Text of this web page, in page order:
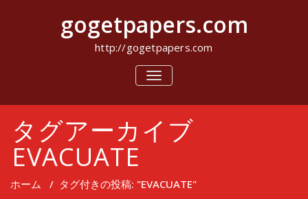
キ
gogetpapers.com
http://gogetpapers.com
ナ
ビ
シ
ョ
ン
り
替
タグアーカイブ
EVACUATE
ホーム / タグ付きの投稿: "EVACUATE"